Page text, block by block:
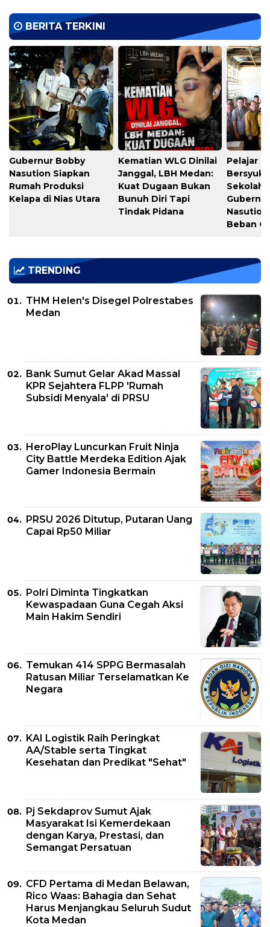
BERITA TERKINI
Gubernur Bobby
Nasution Siapkan
Rumah Produksi
Kelapa di Nias Utara
Kematian WLG Dinilai
Janggal, LBH Medan:
Kuat Dugaan Bukan
Bunuh Diri Tapi
Tindak Pidana
Pelajar
Sekolah
Beban
TRENDING
THM Helen's Disegel Polrestabes
Medan
Bank Sumut Gelar Akad Massal
KPR Sejahtera FLPP 'Rumah
Subsidi Menyala' di PRSU
HeroPlay Luncurkan Fruit Ninja
City Battle Merdeka Edition Ajak
Gamer Indonesia Bermain
PRSU 2026 Ditutup, Putaran Uang
Capai Rp50 Miliar
Polri Diminta Tingkatkan
Kewaspadaan Guna Cegah Aksi
Main Hakim Sendiri
Temukan 414 SPPG Bermasalah
Ratusan Miliar Terselamatkan Ke
Negara
KAI Logistik Raih Peringkat
AA/Stable serta Tingkat
Kesehatan dan Predikat "Sehat"
Pj Sekdaprov Sumut Ajak
Masyarakat Isi Kemerdekaan
dengan Karya, Prestasi, dan
Semangat Persatuan
CFD Pertama di Medan Belawan,
Rico Waas: Bahagia dan Sehat
Harus Menjangkau Seluruh Sudut
Kota Medan